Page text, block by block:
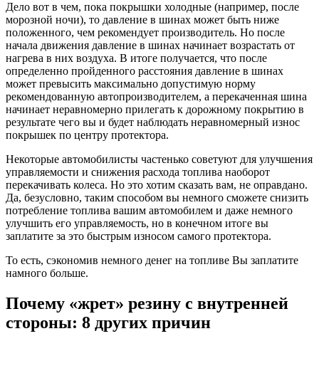
Дело вот в чем, пока покрышки холодные (например, после
морозной ночи), то давление в шинах может быть ниже
положенного, чем рекомендует производитель. Но после
начала движения давление в шинах начинает возрастать от
нагрева в них воздуха. В итоге получается, что после
определенно пройденного расстояния давление в шинах
может превысить максимально допустимую норму
рекомендованную автопроизводителем, а перекаченная шина
начинает неравномерно прилегать к дорожному покрытию в
результате чего вы и будет наблюдать неравномерный износ
покрышек по центру протектора.
Некоторые автомобилисты частенько советуют для улучшения
управляемости и снижения расхода топлива наоборот
перекачивать колеса. Но это хотим сказать вам, не оправдано.
Да, безусловно, таким способом вы немного сможете снизить
потребление топлива вашим автомобилем и даже немного
улучшить его управляемость, но в конечном итоге вы
заплатите за это быстрым износом самого протектора.
То есть, сэкономив немного денег на топливе Вы заплатите
намного больше.
Почему «жрет» резину с внутренней
стороны: 8 других причин